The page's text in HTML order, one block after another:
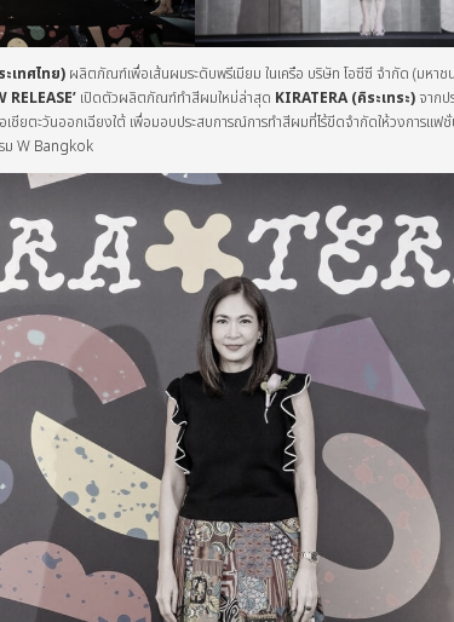
เทศไทย) ผลิตภัณฑ์เพื่อเส้นผมระดับพรีเมียม ในเครือ บริษัท โอซีซี จำกัด (มหา
RELEASE’ เปิดตัวผลิตภัณฑ์ทำสีผมใหม่ล่าสุด KIRATERA (คิระเทระ)จากป
เชียตะวันออกเฉียงใต้ เพื่อมอบประสบการณ์การทำสีผมที่ไร้ขีดจำกัดให้วงการแ
ม W Bangkok